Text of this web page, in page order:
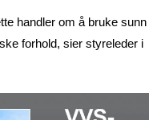
handler om å bruke sunn
forhold, sier styreleder i